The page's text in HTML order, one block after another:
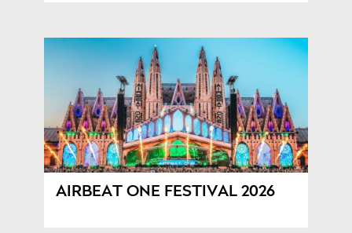
AIRBEAT ONE FESTIVAL 2026